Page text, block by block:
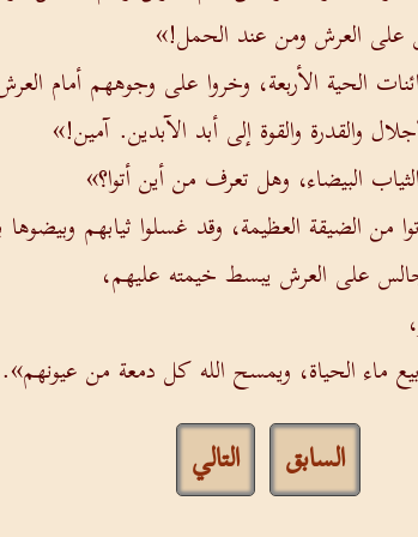
العرش ومن عند الحمل!»
الحية الأربعة، وخروا على وجوههم أمام
والقدرة والقوة إلى أبد الآبدين. آمين!»
البيضاء، وهل تعرف من أين أتوا؟»
الضيقة العظيمة، وقد غسلوا ثيابهم
على العرش يبسط خيمته عليهم،
ماء الحياة، ويمسح الله كل دمعة من عيونهم».
السابق التالي